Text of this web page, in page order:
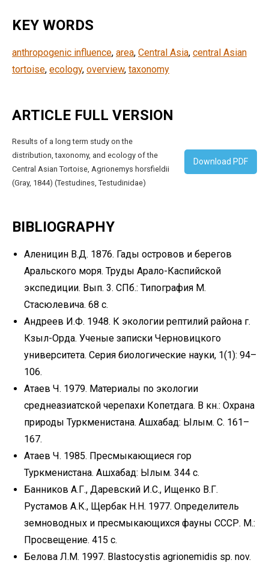
KEY WORDS
anthropogenic influence, area, Central Asia, central Asian
tortoise, ecology, overview, taxonomy
ARTICLE FULL VERSION
Results of a long term study on the
distribution, taxonomy, and ecology of the
Central Asian Tortoise, Agrionemys horsfieldii
(Gray, 1844) (Testudines, Testudinidae)
Download PDF
BIBLIOGRAPHY
Аленицин В.Д. 1876. Гады островов и берегов
Аральского моря. Труды Арало-Каспийской
экспедиции. Вып. 3. СПб.: Типография М.
Стасюлевича. 68 с.
Андреев И.Ф. 1948. К экологии рептилий района г.
Кзыл-Орда. Ученые записки Черновицкого
университета. Серия биологические науки, 1(1): 94–
106.
Атаев Ч. 1979. Материалы по экологии
среднеазиатской черепахи Копетдага. В кн.: Охрана
природы Туркменистана. Ашхабад: Ылым. С. 161–
167.
Атаев Ч. 1985. Пресмыкающиеся гор
Туркменистана. Ашхабад: Ылым. 344 с.
Банников А.Г., Даревский И.С., Ищенко В.Г.
Рустамов А.К., Щербак Н.Н. 1977. Определитель
земноводных и пресмыкающихся фауны СССР. М.:
Просвещение. 415 с.
Белова Л.М. 1997. Blastocystis agrionemidis sp. nov.